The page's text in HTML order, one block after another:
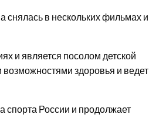
снялась в нескольких фильмах и
и является посолом детской
возможностями здоровья и ведет
спорта России и продолжает